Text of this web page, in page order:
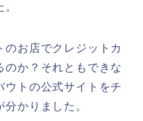
のお店でクレジットカ
のか？それともできな
ウトの公式サイトをチ
かりました。